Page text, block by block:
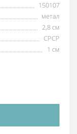
150107
метал
2,8 см
СРСР
1 см